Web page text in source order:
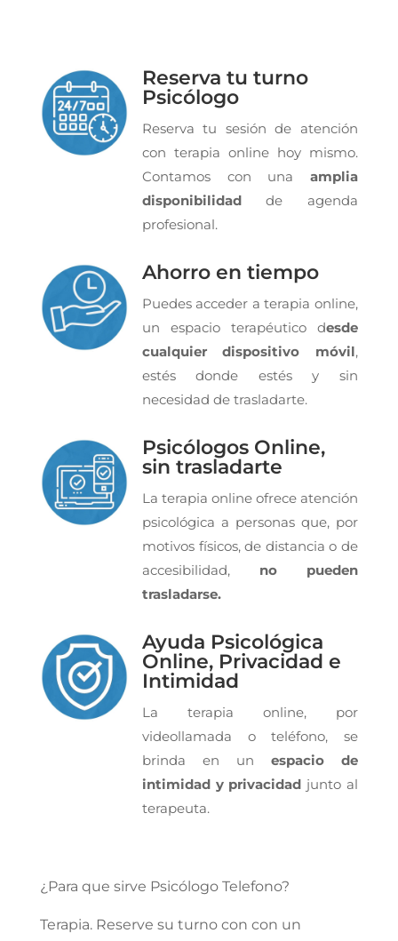
Reserva tu turno
Psicólogo
Reserva tu sesión de atención
con terapia online hoy mismo.
Contamos con una amplia
disponibilidadde agenda
profesional.
Ahorro en tiempo
Puedes acceder a terapia online,
un espacio terapéutico desde
cualquier dispositivo móvil,
estés donde estés y sin
necesidad de trasladarte.
Psicólogos Online,
sin trasladarte
La terapia online ofrece atención
psicológica a personas que, por
motivos físicos, de distancia o de
accesibilidad, no pueden
trasladarse.
Ayuda Psicológica
Online, Privacidad e
Intimidad
La terapia online, por
videollamada o teléfono, se
brinda en un espacio de
intimidad y privacidad junto al
terapeuta.
¿Para que sirve Psicólogo Telefono?
Terapia. Reserve su turno con con un